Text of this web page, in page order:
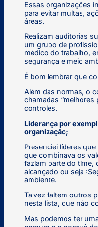
Essas organizações
para evitar multas,
áreas.
Realizam auditorias
um grupo de
médico do trabalho,
segurança e meio
É bom lembrar que
Além das normas, o
chamadas “melhores
controles.
Liderança por
organização;
Presenciei líderes
que combinava os
faziam parte do time,
alcançado ou seja
ambiente.
Talvez faltem outros
nesta lista, que não
Mas podemos ter